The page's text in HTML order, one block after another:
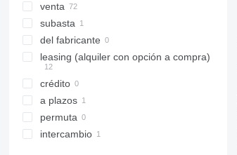
venta
subasta
del fabricante
leasing (alquiler con opción a compra)
crédito
a plazos
permuta
intercambio